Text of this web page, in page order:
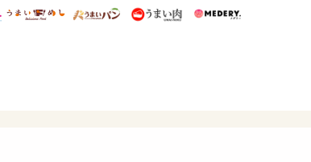
研 ディズニー特集
mimot. うまいめし うまいパン うまい肉